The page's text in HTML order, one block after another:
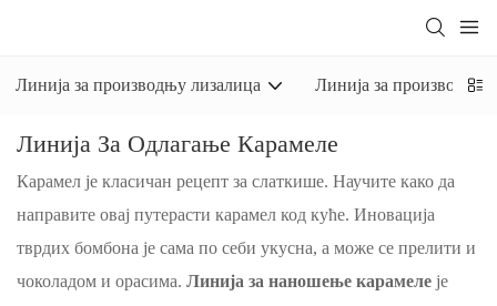
Линија за производњу лизалица Линија за производњу
Линија За Одлагање Карамеле
Карамел је класичан рецепт за слаткише. Научите како да
направите овај путерасти карамел код куће. Иновација
тврдих бомбона је сама по себи укусна, а може се прелити и
чоколадом и орасима. Линија за наношење карамеле је